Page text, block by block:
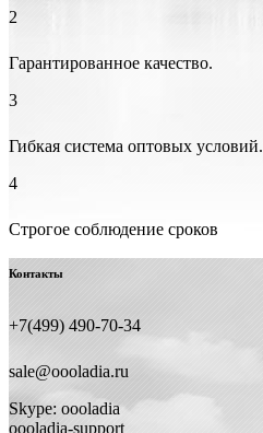
2
Гарантированное качество.
3
Гибкая система оптовых условий.
4
Строгое соблюдение сроков
Контакты
+7(499) 490-70-34
sale@oooladia.ru
Skype: oooladia
oooladia-support